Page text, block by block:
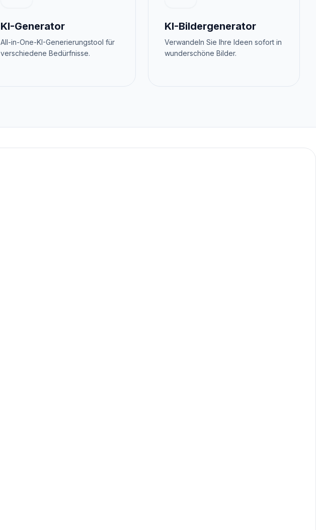
KI-Generator
All-in-One-KI-Generierungstool für
verschiedene Bedürfnisse.
KI-Bildergenerator
Verwandeln Sie Ihre Ideen sofort in
wunderschöne Bilder.